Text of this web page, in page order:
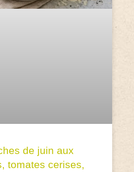
de juin aux
tomates cerises,